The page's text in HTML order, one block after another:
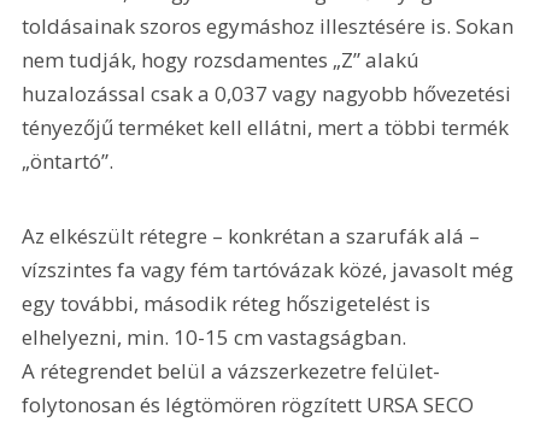
toldásainak szoros egymáshoz illesztésére is. Sokan
nem tudják, hogy rozsdamentes „Z” alakú
huzalozással csak a 0,037 vagy nagyobb hővezetési
tényezőjű terméket kell ellátni, mert a többi termék
„öntartó”.
Az elkészült rétegre – konkrétan a szarufák alá –
vízszintes fa vagy fém tartóvázak közé, javasolt még
egy további, második réteg hőszigetelést is
elhelyezni, min. 10-15 cm vastagságban.
A rétegrendet belül a vázszerkezetre felület-
folytonosan és légtömören rögzített URSA SECO